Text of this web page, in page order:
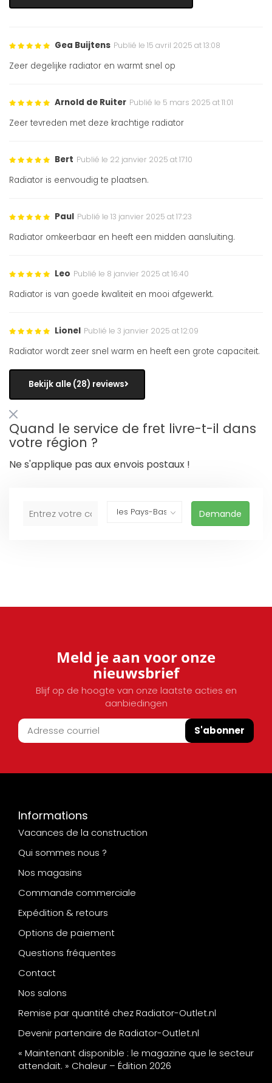
Gea Buijtens Publié le 15 avril 2025 at 13:08
Zeer degelijke radiator en warmt snel op
Arnold de Ruiter Publié le 5 mars 2025 at 11:01
Zeer tevreden met deze krachtige radiator
Bert Publié le 22 janvier 2025 at 17:10
Radiator is eenvoudig te plaatsen.
Paul Publié le 13 janvier 2025 at 17:23
Radiator omkeerbaar en heeft een midden aansluiting.
Leo Publié le 8 janvier 2025 at 16:40
Radiator is van goede kwaliteit en mooi afgewerkt.
Lionel Publié le 3 janvier 2025 at 12:09
Radiator wordt zeer snel warm en heeft een grote capaciteit.
Bekijk alle (28) reviews
Quand le service de fret livre-t-il dans
votre région ?
Ne s'applique pas aux envois postaux !
Demande
Meld je aan voor onze
nieuwsbrief
Blijf op de hoogte van onze laatste acties en
aanbiedingen
S'abonner
Informations
Vacances de la construction
Qui sommes nous ?
Nos magasins
Commande commerciale
Expédition & retours
Options de paiement
Questions fréquentes
Contact
Nos salons
Remise par quantité chez Radiator-Outlet.nl
Devenir partenaire de Radiator-Outlet.nl
« Maintenant disponible : le magazine que le secteur
attendait. » Chaleur – Édition 2026